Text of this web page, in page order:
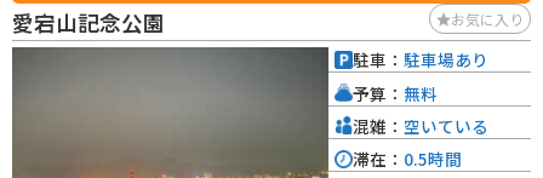
愛宕山記念公園 お気に入り
駐車： 駐車場あり
予算： 無料
混雑： 空いている
滞在： 0.5時間